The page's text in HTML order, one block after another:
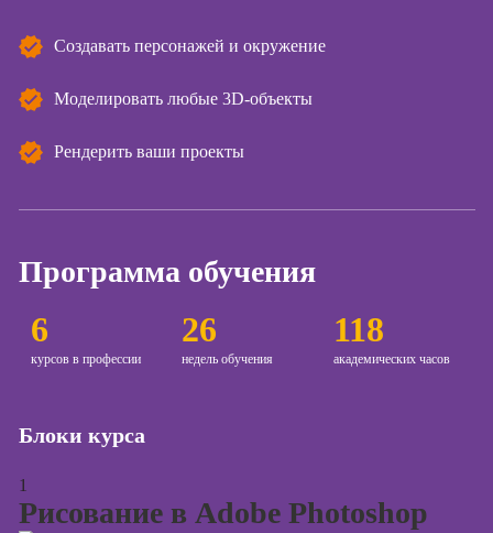
сайтов)
Курсы
контекстной
Курсы
Создавать персонажей и окружение
Моделировать любые 3D-объекты
Рендерить ваши проекты
6
курсов в профессии
26
недель обучения
118
академических часов
Программа обучения
Блоки курса
1
Рисование в Adobe Photoshop